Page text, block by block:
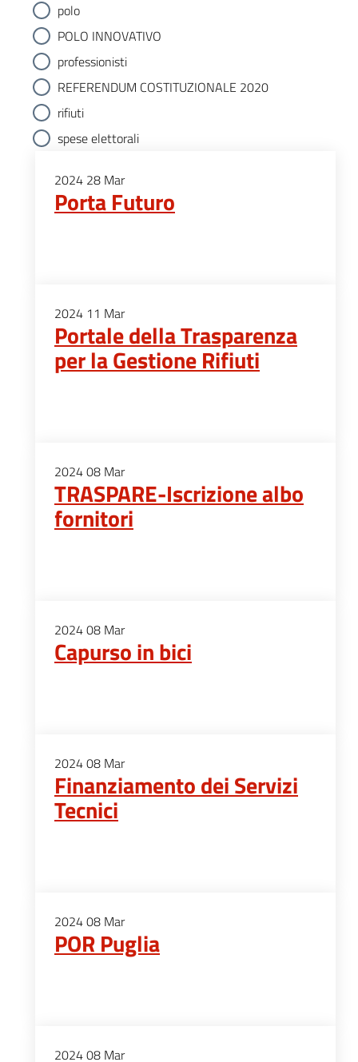
polo
POLO INNOVATIVO
professionisti
REFERENDUM COSTITUZIONALE 2020
rifiuti
spese elettorali
2024 28 Mar
Porta Futuro
2024 11 Mar
Portale della Trasparenza
per la Gestione Rifiuti
202408 Mar
TRASPARE-Iscrizione albo
fornitori
202408 Mar
Capurso in bici
202408 Mar
Finanziamento dei Servizi
Tecnici
202408 Mar
POR Puglia
202408 Mar